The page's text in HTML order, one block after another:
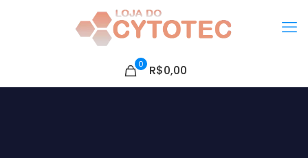
0 R$0,00